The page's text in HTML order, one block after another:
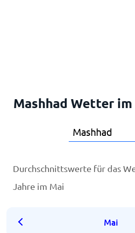
Mashhad Wetter im
Durchschnittswerte für das
Jahre im Mai
Mai